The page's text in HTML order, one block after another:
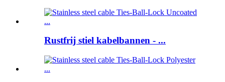
Rustfrij stiel kabelbannen - ...